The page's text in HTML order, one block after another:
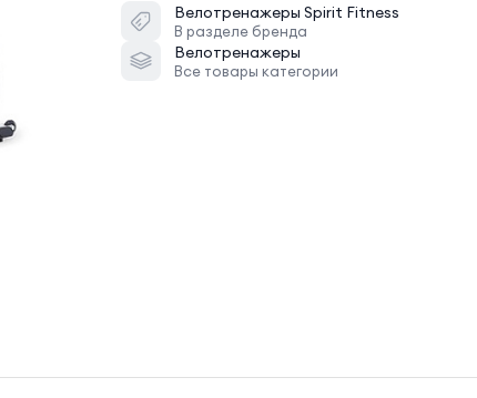
Велотренажеры Spirit Fitness
В разделе бренда
Велотренажеры
Все товары категории